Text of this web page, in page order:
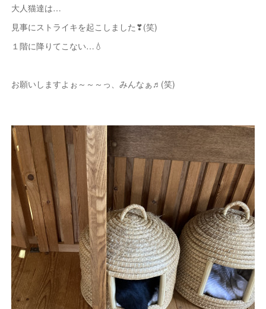
大人猫達は…
見事にストライキを起こしました❣(笑)
１階に降りてこない…💧
お願いしますよぉ～～～っ、みんなぁ♬(笑)